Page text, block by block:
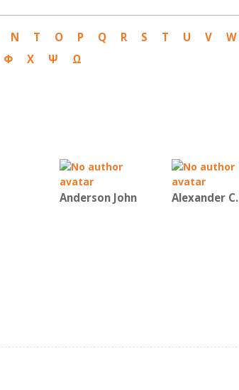
N T O P Q R S T U V W
Φ Χ Ψ Ω
Anderson John
Alexander C.